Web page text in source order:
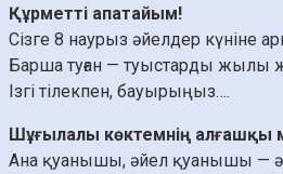
Құрметті апатайым!
Сізге 8 наурыз әйелдер күніне
Барша туған — туыстарды жылы
Ізгі тілекпен, бауырыңыз….
Шұғылалы көктемнің алғашқы
Ана қуанышы, әйел қуанышы —